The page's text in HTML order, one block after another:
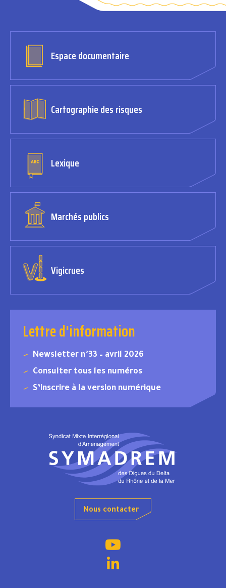
Espace documentaire
Cartographie des risques
Lexique
Marchés publics
Vigicrues
Lettre d'information
Newsletter n°33 – avril 2026
Consulter tous les numéros
S’inscrire à la version numérique
Nous contacter